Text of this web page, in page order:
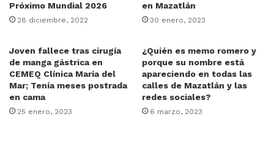
Próximo Mundial 2026
28 diciembre, 2022
en Mazatlán
30 enero, 2023
Joven fallece tras cirugía
de manga gástrica en
CEMEQ Clínica María del
Mar; Tenía meses postrada
en cama
25 enero, 2023
¿Quién es memo romero y
porque su nombre está
apareciendo en todas las
calles de Mazatlán y las
redes sociales?
6 marzo, 2023